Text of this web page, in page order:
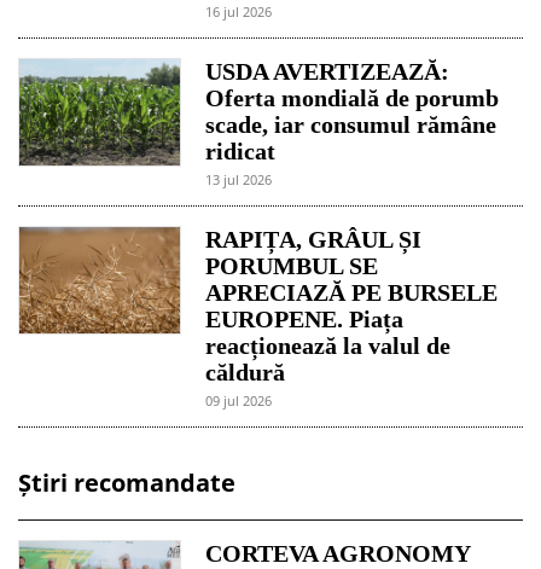
16 jul 2026
USDA AVERTIZEAZĂ:
Oferta mondială de porumb
scade, iar consumul rămâne
ridicat
13 jul 2026
RAPIȚA, GRÂUL ȘI
PORUMBUL SE
APRECIAZĂ PE BURSELE
EUROPENE. Piața
reacționează la valul de
căldură
09 jul 2026
Știri recomandate
CORTEVA AGRONOMY